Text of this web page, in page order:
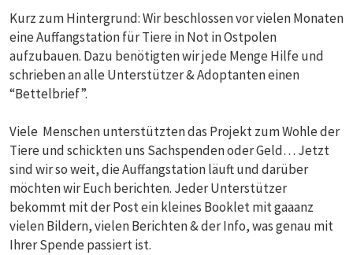
Kurz zum Hintergrund: Wir beschlossen vor vielen Monaten
eine Auffangstation für Tiere in Not in Ostpolen
aufzubauen. Dazu benötigten wir jede Menge Hilfe und
schrieben an alle Unterstützer & Adoptanten einen
“Bettelbrief”.
Viele Menschen unterstützten das Projekt zum Wohle der
Tiere und schickten uns Sachspenden oder Geld… Jetzt
sind wir so weit, die Auffangstation läuft und darüber
möchten wir Euch berichten. Jeder Unterstützer
bekommt mit der Post ein kleines Booklet mit gaaanz
vielen Bildern, vielen Berichten & der Info, was genau mit
Ihrer Spende passiert ist.